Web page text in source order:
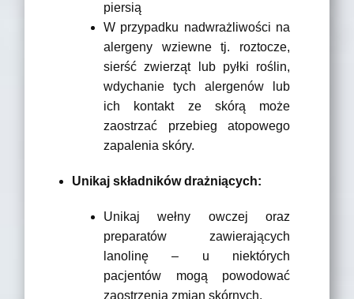
piersią
W przypadku nadwrażliwości na
alergeny wziewne tj. roztocze,
sierść zwierząt lub pyłki roślin,
wdychanie tych alergenów lub
ich kontakt ze skórą może
zaostrzać przebieg atopowego
zapalenia skóry.
Unikaj składników drażniących:
Unikaj wełny owczej oraz
preparatów zawierających
lanolinę – u niektórych
pacjentów mogą powodować
zaostrzenia zmian skórnych.